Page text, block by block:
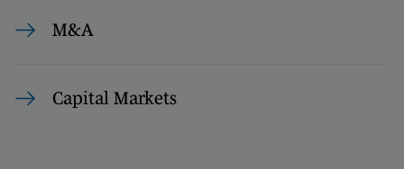
M&A
Capital Markets